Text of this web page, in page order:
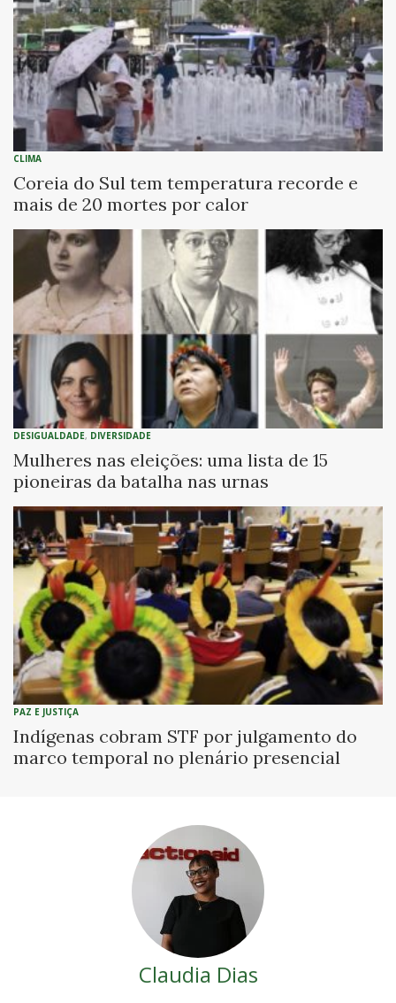
CLIMA
Coreia do Sul tem temperatura recorde e
mais de 20 mortes por calor
DESIGUALDADE, DIVERSIDADE
Mulheres nas eleições: uma lista de 15
pioneiras da batalha nas urnas
PAZ E JUSTIÇA
Indígenas cobram STF por julgamento do
marco temporal no plenário presencial
Claudia Dias